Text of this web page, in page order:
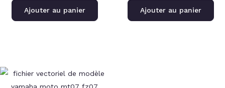
Ajouter au panier Ajouter au panier